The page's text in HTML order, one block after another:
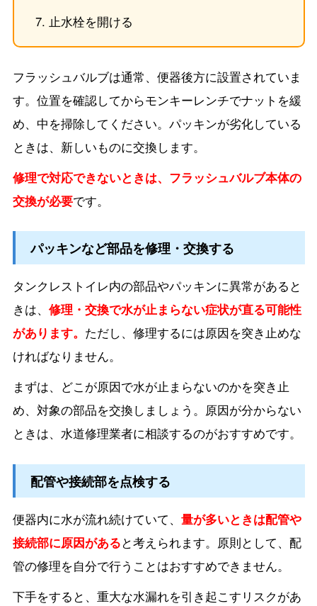
止水栓を開ける
フラッシュバルブは通常、便器後方に設置されていま
す。位置を確認してからモンキーレンチでナットを緩
め、中を掃除してください。パッキンが劣化している
ときは、新しいものに交換します。
修理で対応できないときは、フラッシュバルブ本体の
交換が必要です。
パッキンなど部品を修理・交換する
タンクレストイレ内の部品やパッキンに異常があると
きは、 修理・交換で水が止まらない症状が直る可能性
があります。 ただし、修理するには原因を突き止めな
ければなりません。
まずは、どこが原因で水が止まらないのかを突き止
め、対象の部品を交換しましょう。原因が分からない
ときは、水道修理業者に相談するのがおすすめです。
配管や接続部を点検する
便器内に水が流れ続けていて、 量が多いときは配管や
接続部に原因があると考えられます。原則として、配
管の修理を自分で行うことはおすすめできません。
下手をすると、重大な水漏れを引き起こすリスクがあ